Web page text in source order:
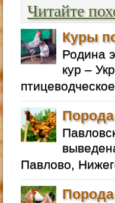
Читайте
Куры
Родина
кур –
Порода
Павлово,
Порода